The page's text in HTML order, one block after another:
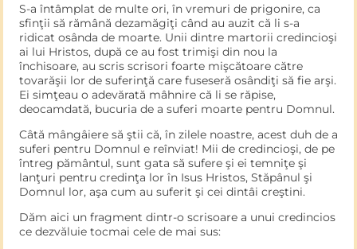
S-a întâmplat de multe ori, în vremuri de prigonire, ca
sfinţii să rămână dezamăgiţi când au auzit că li s-a
ridicat osânda de moarte. Unii dintre martorii credincioşi
ai lui Hristos, după ce au fost trimişi din nou la
închisoare, au scris scrisori foarte mişcătoare către
tovarăşii lor de suferinţă care fuseseră osândiţi să fie arşi.
Ei simţeau o adevărată mâhnire că li se răpise,
deocamdată, bucuria de a suferi moarte pentru Domnul.
Câtă mângâiere să ştii că, în zilele noastre, acest duh de a
suferi pentru Domnul e reînviat! Mii de credincioşi, de pe
întreg pământul, sunt gata să sufere şi ei temniţe şi
lanţuri pentru credinţa lor în Isus Hristos, Stăpânul şi
Domnul lor, aşa cum au suferit şi cei dintâi creştini.
Dăm aici un fragment dintr-o scrisoare a unui credincios
ce dezvăluie tocmai cele de mai sus: